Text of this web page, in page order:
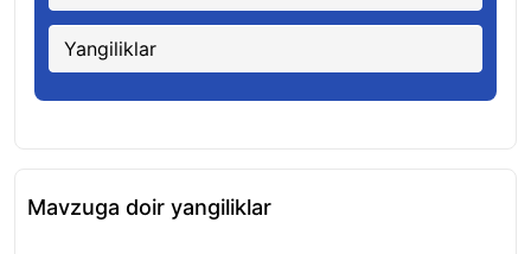
Yangiliklar
Mavzuga doir yangiliklar